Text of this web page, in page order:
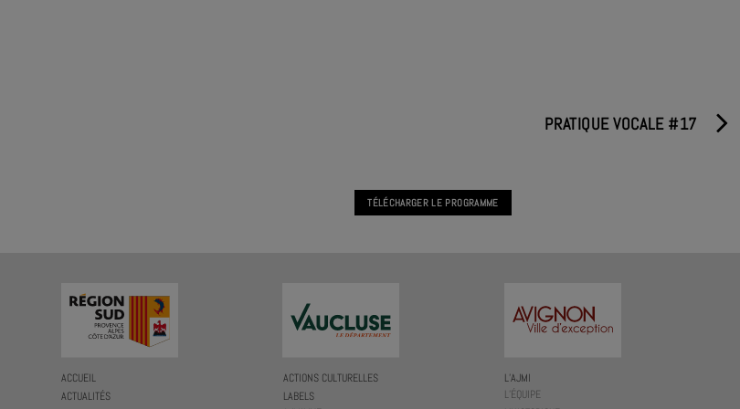
PRATIQUE VOCALE #17
TÉLÉCHARGER LE PROGRAMME
ACCUEIL
ACTUALITÉS
ACTIONS CULTURELLES
LABELS
L’AJMI
L’ÉQUIPE